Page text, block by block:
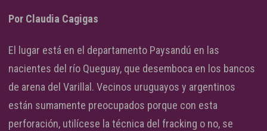
Por Claudia Cagigas
El lugar está en el departamento Paysandú en las
nacientes del río Queguay, que desemboca en los bancos
de arena del Varillal. Vecinos uruguayos y argentinos
están sumamente preocupados porque con esta
perforación, utilícese la técnica del fracking o no, se